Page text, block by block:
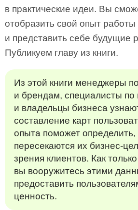
в практические идеи. Вы
отобразить свой опыт работы
и представить себе будущие
Публикуем главу из книги.
Из этой книги менеджеры
и брендам, специалисты по
и владельцы бизнеса
составление карт
опыта поможет определить,
пересекаются их бизнес-
зрения клиентов. Как только
вы вооружитесь этими
предоставить
ценность.